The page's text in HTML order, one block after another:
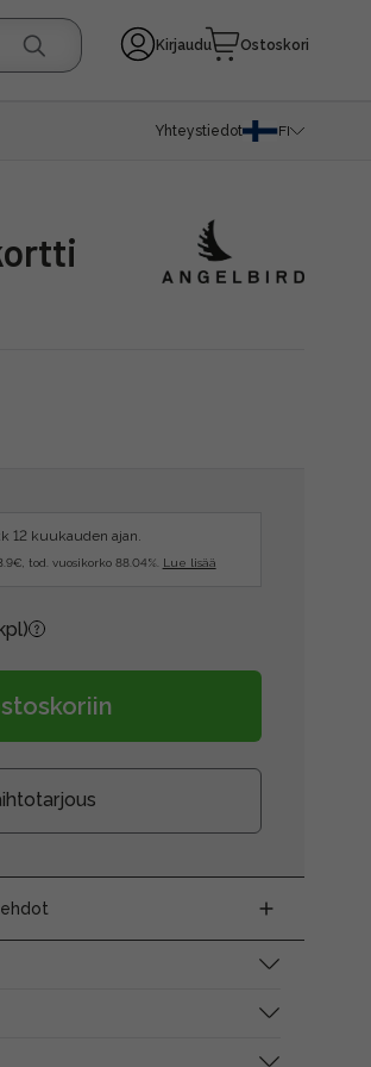
Kirjaudu Ostoskori
Yhteystiedot FI
12 kuukauden ajan.
tod. vuosikorko 88.04%. Lue lisää